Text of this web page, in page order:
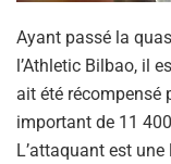
Ayant passé la
l’Athletic Bilbao, il
ait été récompensé
important de 11
L’attaquant est